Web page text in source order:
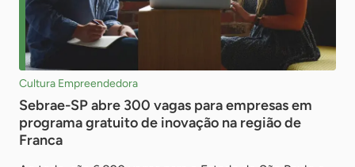
Cultura Empreendedora
Sebrae-SP abre 300 vagas para empresas em
programa gratuito de inovação na região de
Franca